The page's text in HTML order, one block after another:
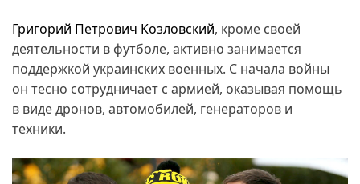
Григорий Петрович Козловский, кроме своей
деятельности в футболе, активно занимается
поддержкой украинских военных. С начала войны
он тесно сотрудничает с армией, оказывая помощь
в виде дронов, автомобилей, генераторов и
техники.